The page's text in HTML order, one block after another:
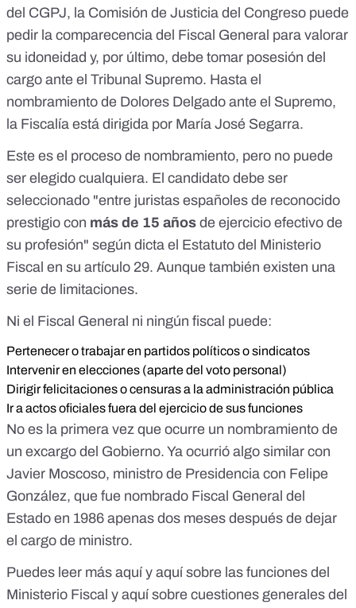
del CGPJ, la Comisión de Justicia del Congreso puede
pedir la comparecencia del Fiscal General para valorar
su idoneidad y, por último, debe tomar posesión del
cargo ante el Tribunal Supremo. Hasta el
nombramiento de Dolores Delgado ante el Supremo,
la Fiscalía está dirigida por María José Segarra.
Este es el proceso de nombramiento, pero no puede
ser elegido cualquiera. El candidato debe ser
seleccionado "entre juristas españoles de reconocido
prestigio con más de 15 años de ejercicio efectivo de
su profesión" según dicta el Estatuto del Ministerio
Fiscal en su artículo 29. Aunque también existen una
serie de limitaciones.
Ni el Fiscal General ni ningún fiscal puede:
Pertenecer o trabajar en partidos políticos o sindicatos
Intervenir en elecciones (aparte del voto personal)
Dirigir felicitaciones o censuras a la administración pública
Ir a actos oficiales fuera del ejercicio de sus funciones
No es la primera vez que ocurre un nombramiento de
un excargo del Gobierno. Ya ocurrió algo similar con
Javier Moscoso, ministro de Presidencia con Felipe
González, que fue nombrado Fiscal General del
Estado en 1986 apenas dos meses después de dejar
el cargo de ministro.
Puedes leer más aquíy aquísobre las funciones del
Ministerio Fiscal y aquísobre cuestiones generales del